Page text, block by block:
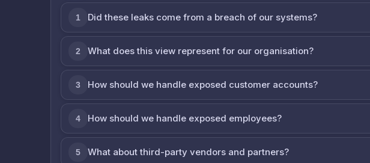
1 Did these leaks come from a breach of our systems?
2 What does this view represent for our organisation?
3 How should we handle exposed customer accounts?
4 How should we handle exposed employees?
5 What about third-party vendors and partners?